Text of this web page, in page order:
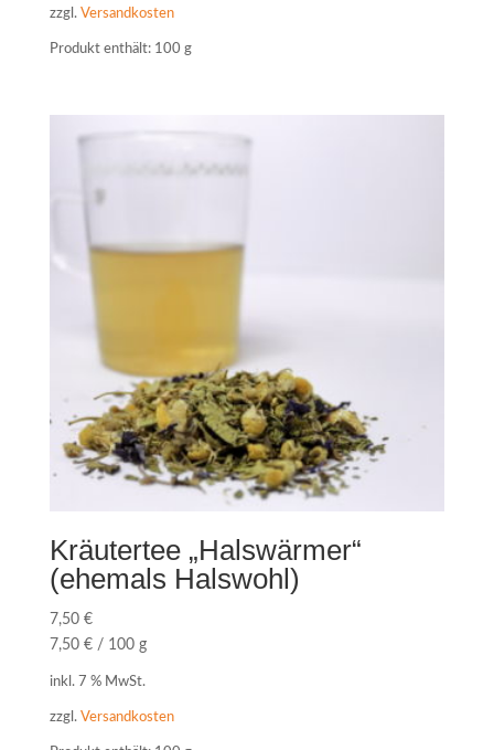
zzgl. Versandkosten
Produkt enthält: 100 g
Kräutertee „Halswärmer“
(ehemals Halswohl)
7,50 €
7,50 €/ 100 g
inkl. 7 % MwSt.
zzgl. Versandkosten